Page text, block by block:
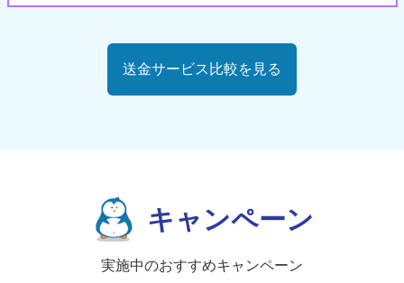
送金サービス比較を見る
キャンペーン
実施中のおすすめキャンペーン